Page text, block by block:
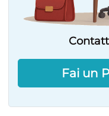
Fai un